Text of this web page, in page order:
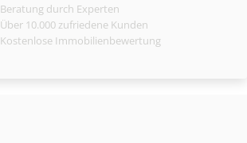
Beratung durch Experten
Über 10.000 zufriedene Kunden
Kostenlose Immobilienbewertung